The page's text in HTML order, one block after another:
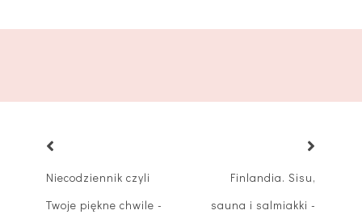
Niecodziennik czyli
Twoje piękne chwile -
Finlandia. Sisu,
sauna i salmiakki -